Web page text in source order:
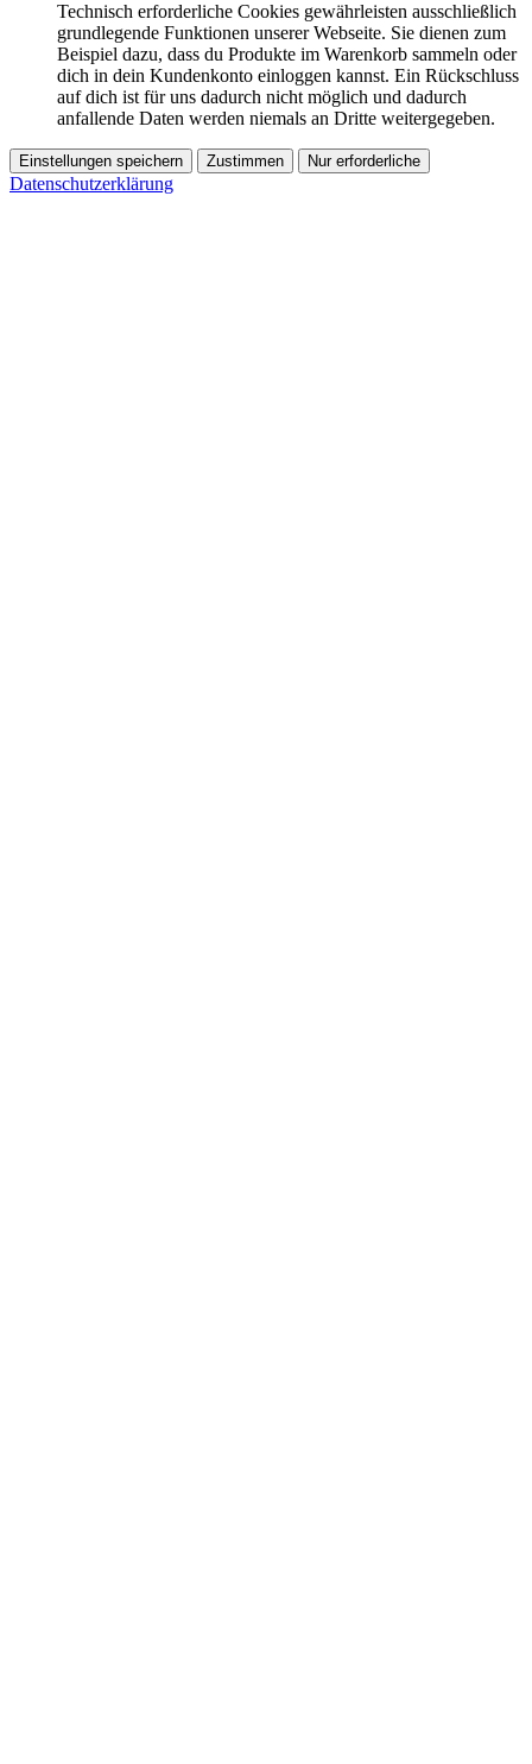
Technisch erforderliche Cookies gewährleisten ausschließlich
grundlegende Funktionen unserer Webseite. Sie dienen zum
Beispiel dazu, dass du Produkte im Warenkorb sammeln oder
dich in dein Kundenkonto einloggen kannst. Ein Rückschluss
auf dich ist für uns dadurch nicht möglich und dadurch
anfallende Daten werden niemals an Dritte weitergegeben.
Einstellungen speichern Zustimmen Nur erforderliche
Datenschutzerklärung